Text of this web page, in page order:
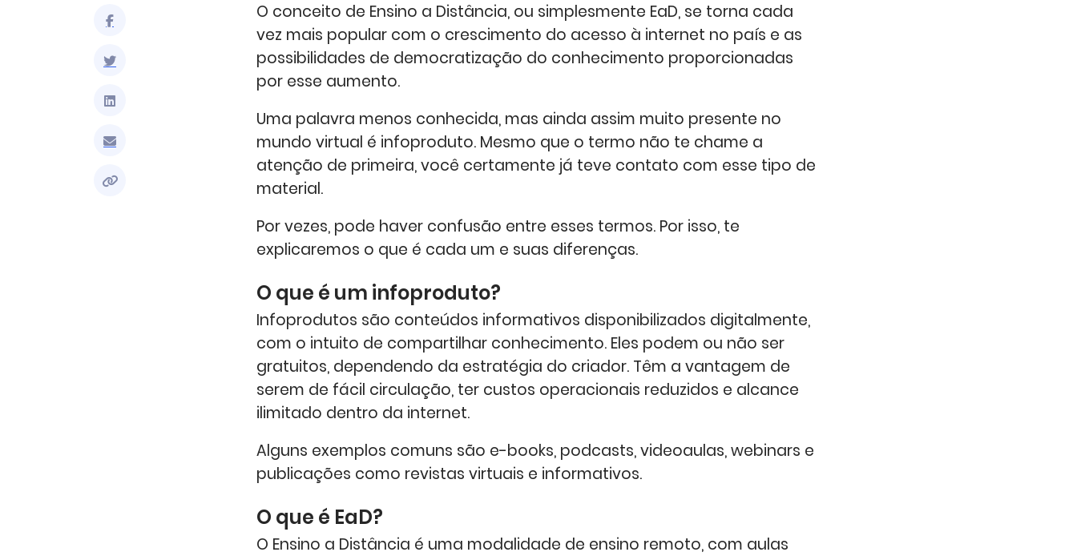
O conceito de Ensino a Distância, ou simplesmente EaD, se torna cada
vez mais popular com o crescimento do acesso à internet no país e as
possibilidades de democratização do conhecimento proporcionadas
por esse aumento.
Uma palavra menos conhecida, mas ainda assim muito presente no
mundo virtual é infoproduto. Mesmo que o termo não te chame a
atenção de primeira, você certamente já teve contato com esse tipo de
material.
Por vezes, pode haver confusão entre esses termos. Por isso, te
explicaremos o que é cada um e suas diferenças.
O que é um infoproduto?
Infoprodutos são conteúdos informativos disponibilizados digitalmente,
com o intuito de compartilhar conhecimento. Eles podem ou não ser
gratuitos, dependendo da estratégia do criador. Têm a vantagem de
serem de fácil circulação, ter custos operacionais reduzidos e alcance
ilimitado dentro da internet.
Alguns exemplos comuns são e-books, podcasts, videoaulas, webinars e
publicações como revistas virtuais e informativos.
O que é EaD?
O Ensino a Distância é uma modalidade de ensino remoto, com aulas